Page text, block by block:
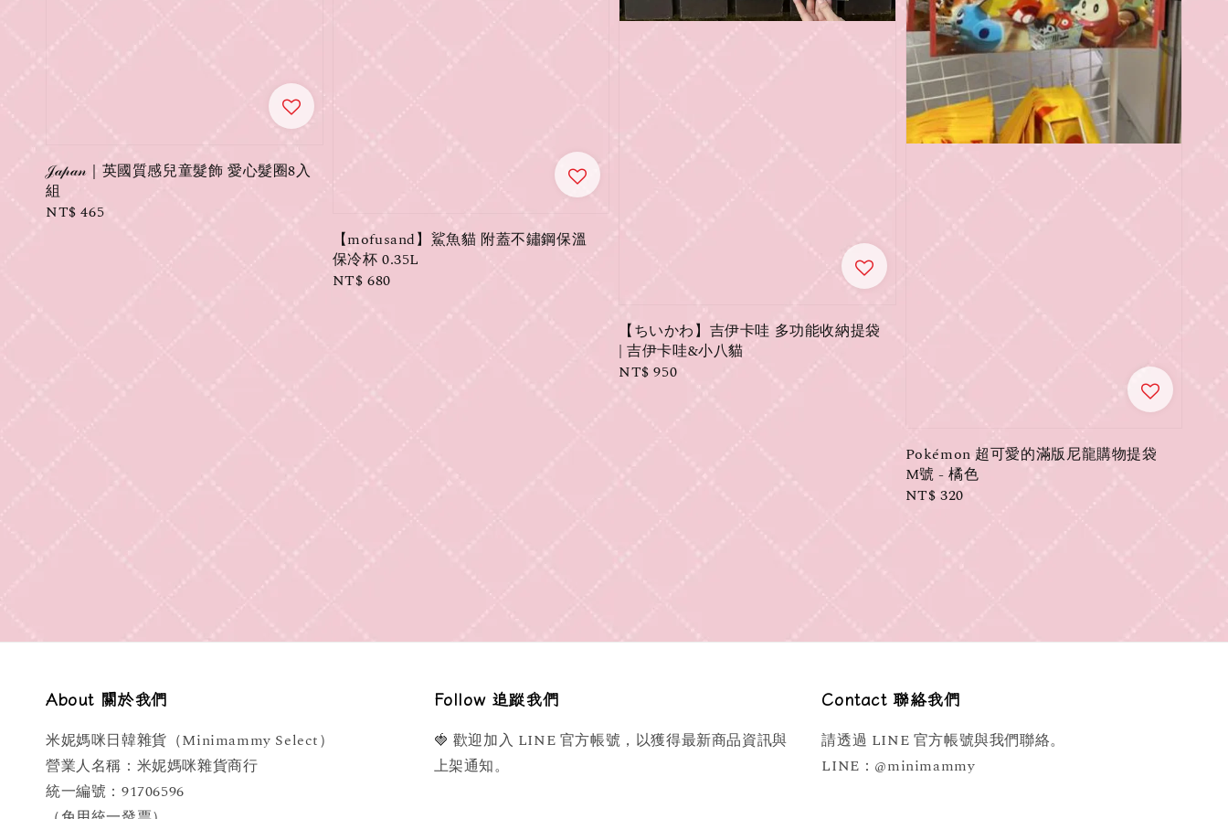
𝒥𝒶𝓅𝒶𝓃｜英國質感兒童髮飾 愛心髮圈8入
組
Regular
NT$ 465
【mofusand】鯊魚貓 附蓋不鏽鋼保溫
保冷杯 0.35L
Regular
NT$ 680
【ちいかわ】吉伊卡哇 多功能收納提袋
| 吉伊卡哇&小八貓
Regular
NT$ 950
Pokémon 超可愛的滿版尼龍購物提袋
M號 - 橘色
Regular
NT$ 320
About 關於我們
米妮媽咪日韓雜貨（Minimammy Select）
營業人名稱：米妮媽咪雜貨商行
統一編號：91706596
Follow 追蹤我們
🍓 歡迎加入 LINE 官方帳號，以獲得最新商品資訊與
上架通知。
Contact 聯絡我們
請透過 LINE 官方帳號與我們聯絡。
LINE：@minimammy